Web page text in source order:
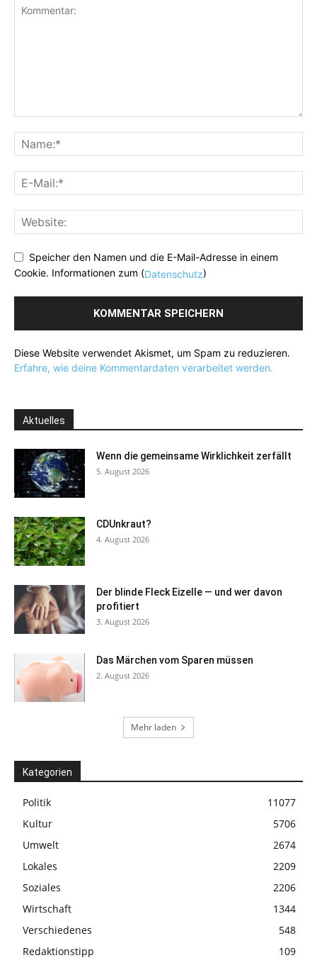
Speicher den Namen und die E-Mail-Adresse in einem
Cookie. Informationen zum (Datenschutz)
Diese Website verwendet Akismet, um Spam zu reduzieren.
Erfahre, wie deine Kommentardaten verarbeitet werden.
Aktuelles
Wenn die gemeinsame Wirklichkeit zerfällt
5. August 2026
CDUnkraut?
4. August 2026
Der blinde Fleck Eizelle — und wer davon
profitiert
3. August 2026
Das Märchen vom Sparen müssen
2. August 2026
Mehr laden
Kategorien
Politik
11077
Kultur
5706
Umwelt
2674
Lokales
2209
Soziales
2206
Wirtschaft
1344
Verschiedenes
548
Redaktionstipp
109